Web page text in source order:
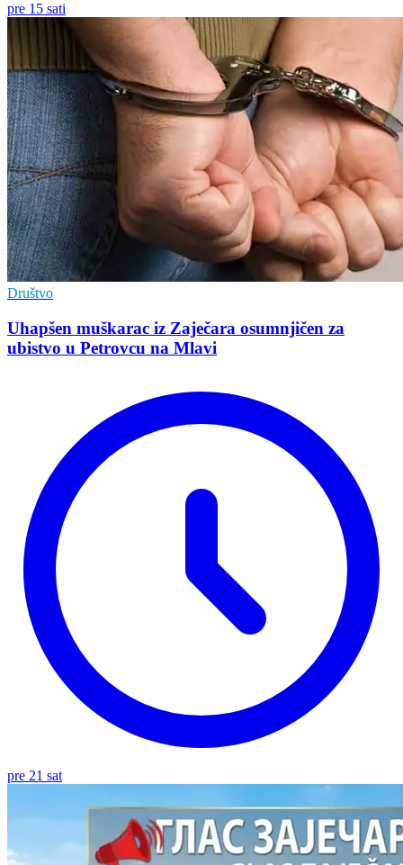
pre 15 sati
Društvo
Uhapšen muškarac iz Zaječara osumnjičen za
ubistvo u Petrovcu na Mlavi
pre 21 sat